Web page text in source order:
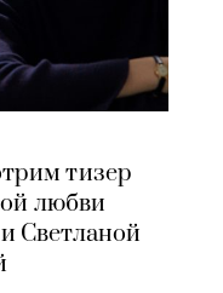
тизер
любви
Светланой